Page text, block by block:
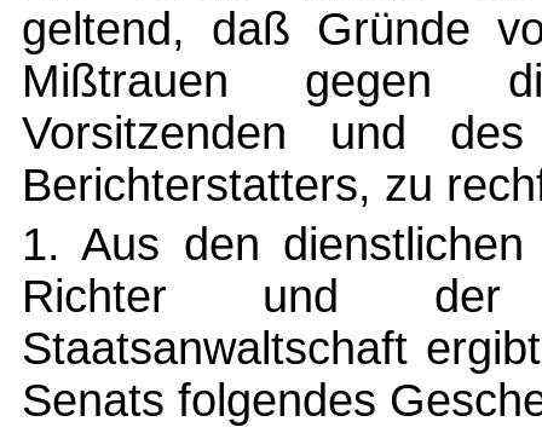
geltend, daß Gründe
Mißtrauen gegen
Vorsitzenden und
Berichterstatters, zu
1. Aus den
Richter und der
Staatsanwaltschaft
Senats folgendes